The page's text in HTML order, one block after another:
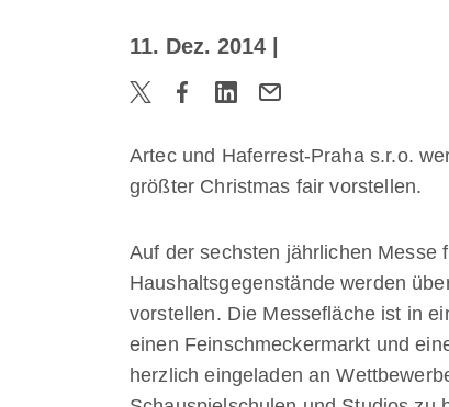
11. Dez. 2014
Artec und Haferrest-Praha s.r.o.
größter Christmas fair vorstellen.
Auf der sechsten jährlichen Messe
Haushaltsgegenstände werden
vorstellen. Die Messefläche ist in
einen Feinschmeckermarkt und
herzlich eingeladen an